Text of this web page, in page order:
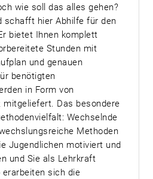
wie soll das alles gehen?
schafft hier Abhilfe für den
bietet Ihnen komplett
Stunden mit
und genauen
benötigten
in Form von
mitgeliefert. Das besondere
Wechselnde
Methoden
Jugendlichen motiviert und
und Sie als Lehrkraft
sich die